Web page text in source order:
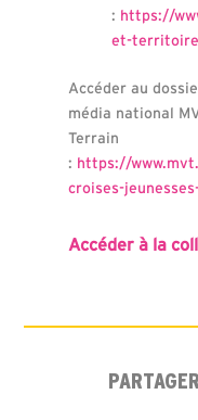
: https://
et-
Accéder au
média national
Terrain
: https://
croises-
Accéder à la